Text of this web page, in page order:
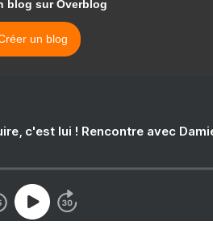
blog sur Overblog
un blog
c'est lui ! Rencontre avec